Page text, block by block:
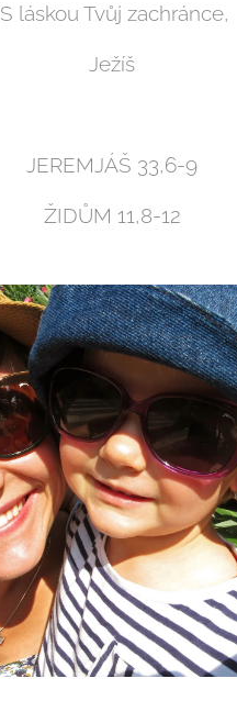
S láskou Tvůj zachránce,
Ježíš
JEREMJÁŠ 33,6-9
ŽIDŮM 11,8-12